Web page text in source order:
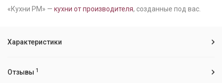
«Кухни РМ» — кухни от производителя, созданные под вас.
Характеристики
Отзывы 1